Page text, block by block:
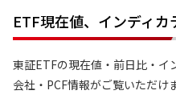
ETF現在値、インディカ
東証ETFの現在値・前日比・イ
会社・PCF情報がご覧いただけ